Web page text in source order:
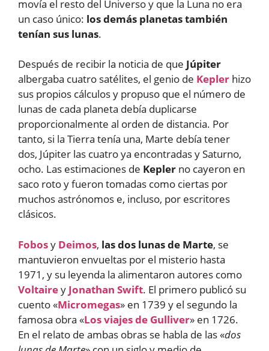
movía el resto del Universo y que la Luna no era
un caso único: los demás planetas también
tenían sus lunas.
Después de recibir la noticia de que Júpiter
albergaba cuatro satélites, el genio de Kepler hizo
sus propios cálculos y propuso que el número de
lunas de cada planeta debía duplicarse
proporcionalmente al orden de distancia. Por
tanto, si la Tierra tenía una, Marte debía tener
dos, Júpiter las cuatro ya encontradas y Saturno,
ocho. Las estimaciones de Kepler no cayeron en
saco roto y fueron tomadas como ciertas por
muchos astrónomos e, incluso, por escritores
clásicos.
Fobosy Deimos, las dos lunas de Marte, se
mantuvieron envueltas por el misterio hasta
1971, y su leyenda la alimentaron autores como
Voltairey Jonathan Swift. El primero publicó su
cuento «Micromegas» en 1739 y el segundo la
famosa obra «Los viajes de Gulliver» en 1726.
En el relato de ambas obras se habla de las «dos